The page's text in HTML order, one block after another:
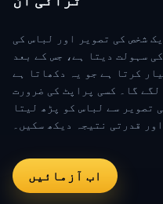
شخص کی تصویر اور لباس کی
سہولت دیتا ہے، جس کے بعد
کرتا ہے جو یہ دکھاتا ہے
گا۔ کسی پراپٹ کی ضرورت
تصویر سے لباس کو پڑھ لیتا
قدرتی نتیجہ دیکھ سکیں۔
اب آزمائیں